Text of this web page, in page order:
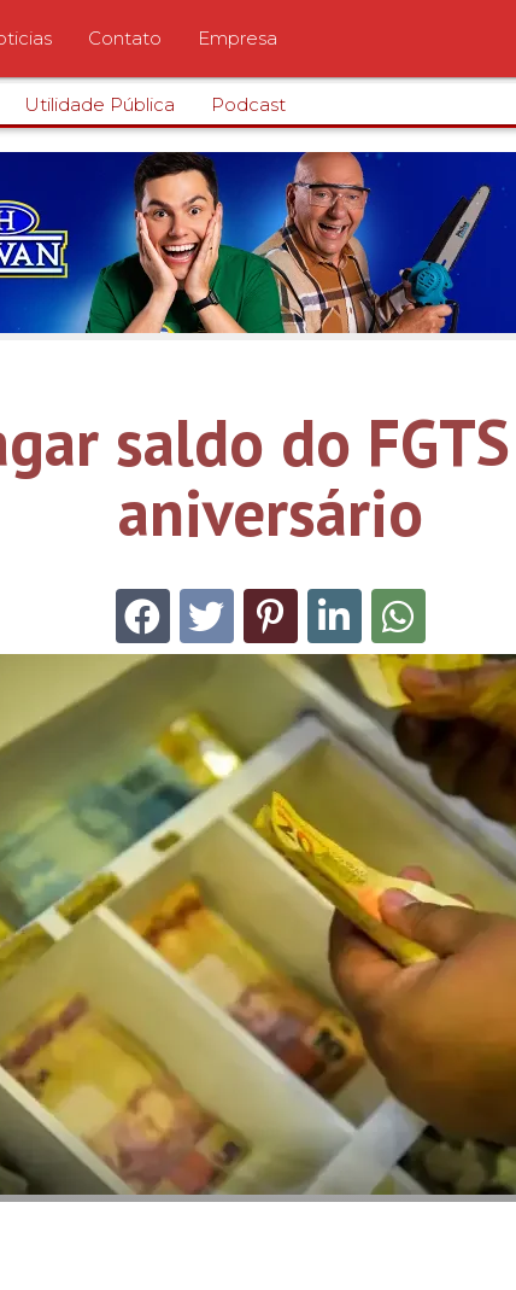
Contato Empresa
Utilidade Pública Podcast
saldo do
aniversário